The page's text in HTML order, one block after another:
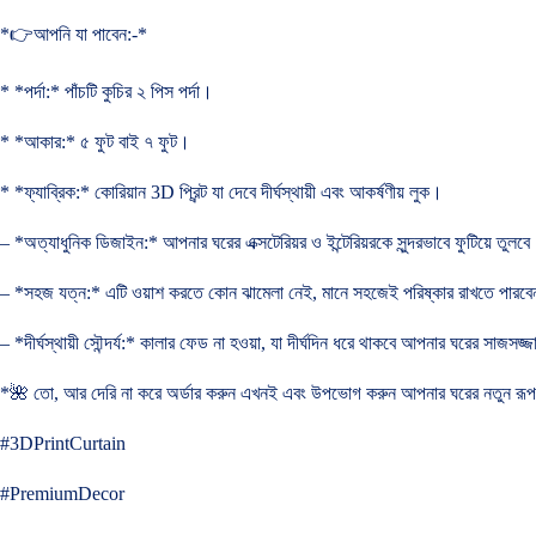
*👉আপনি যা পাবেন:-*
* *পর্দা:* পাঁচটি কুচির ২ পিস পর্দা।
* *আকার:* ৫ ফুট বাই ৭ ফুট।
* *ফ্যাব্রিক:* কোরিয়ান 3D প্রিন্ট যা দেবে দীর্ঘস্থায়ী এবং আকর্ষণীয় লুক।
– *অত্যাধুনিক ডিজাইন:* আপনার ঘরের এক্সটেরিয়র ও ইন্টেরিয়রকে সুন্দরভাবে ফুটিয়ে
– *সহজ যত্ন:* এটি ওয়াশ করতে কোন ঝামেলা নেই, মানে সহজেই পরিষ্কার রাখতে
– *দীর্ঘস্থায়ী সৌন্দর্য:* কালার ফেড না হওয়া, যা দীর্ঘদিন ধরে থাকবে আপনার ঘরের
*🌺 তো, আর দেরি না করে অর্ডার করুন এখনই এবং উপভোগ করুন আপনার ঘরের নতুন
#3DPrintCurtain
#PremiumDecor